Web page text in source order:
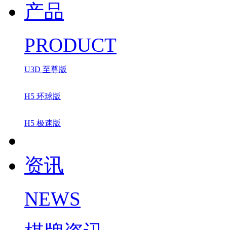
产品
PRODUCT
U3D 至尊版
H5 环球版
H5 极速版
资讯
NEWS